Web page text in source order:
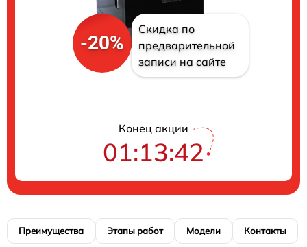
-20%
Скидка по
предварительной
записи на сайте
Конец акции
01:13:41
Преимущества Этапы работ Модели Контакты